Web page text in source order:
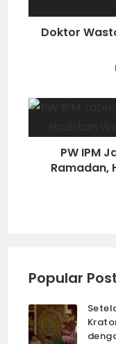
Doktor
PW IPM
Ramadan,
Popular